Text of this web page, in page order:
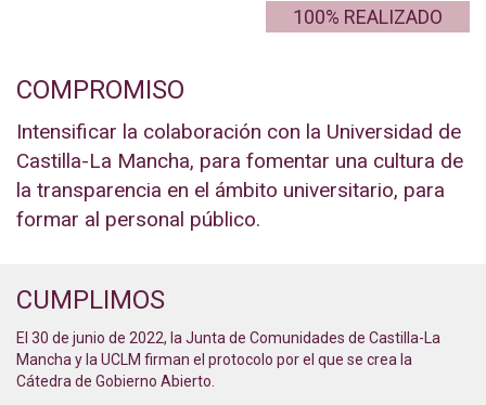
100% REALIZADO
COMPROMISO
Intensificar la colaboración con la Universidad de
Castilla-La Mancha, para fomentar una cultura de
la transparencia en el ámbito universitario, para
formar al personal público.
CUMPLIMOS
El 30 de junio de 2022, la Junta de Comunidades de Castilla-La
Mancha y la UCLM firman el protocolo por el que se crea la
Cátedra de Gobierno Abierto.